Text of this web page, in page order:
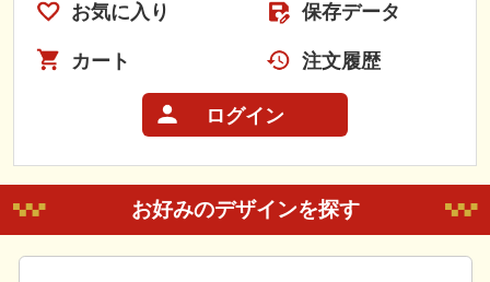
お気に入り 保存データ
カート 注文履歴
ログイン
お好みのデザインを探す